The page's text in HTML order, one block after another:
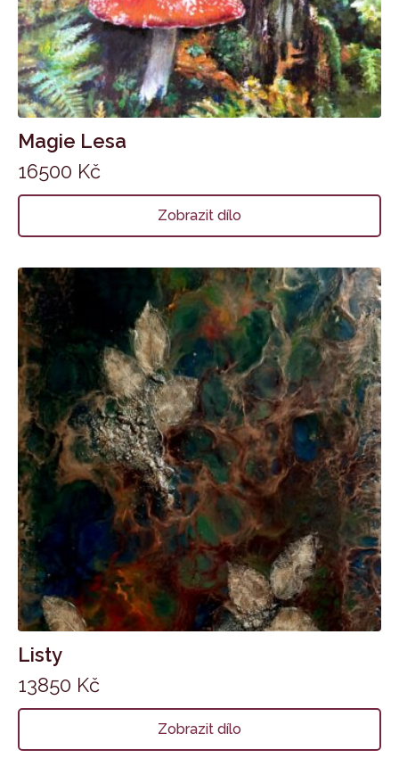
Magie Lesa
16500 Kč
Zobrazit dílo
Listy
13850 Kč
Zobrazit dílo